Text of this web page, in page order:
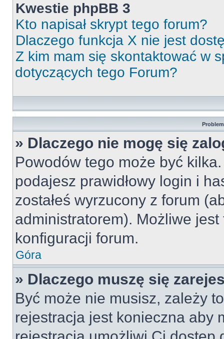
Kwestie phpBB 3
Kto napisał skrypt tego forum?
Dlaczego funkcja X nie jest
Z kim mam się skontaktować w
dotyczących tego Forum?
» Dlaczego nie mogę się
Powodów tego może być
podajesz prawidłowy login i
zostałeś wyrzucony z forum
administratorem). Możliwe
konfiguracji forum.
Góra
» Dlaczego muszę się
Być może nie musisz, zależy
rejestracja jest konieczna aby